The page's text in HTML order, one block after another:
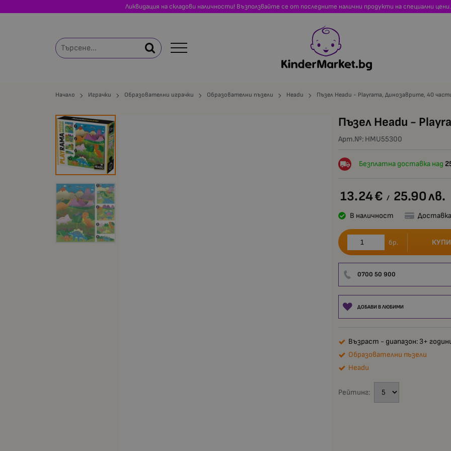
Ликвидация на складови наличности! Възползвайте се от последните налични продукти на специални
Начало Играчки Образователни играчки Образователни пъзели Headu Пъзел Headu - Playrama, Динозаврите, 40
Пъзел Headu -
Арт.№: HMU55300
Безплатна доставка над
13.24€ / 25.90лв.
В наличност
бр. КУПИ
0700 50 900
ДОБАВИ В ЛЮБИМИ
Възраст - диапазон: 3+
Образователни пъзели
Headu
Рейтинг: